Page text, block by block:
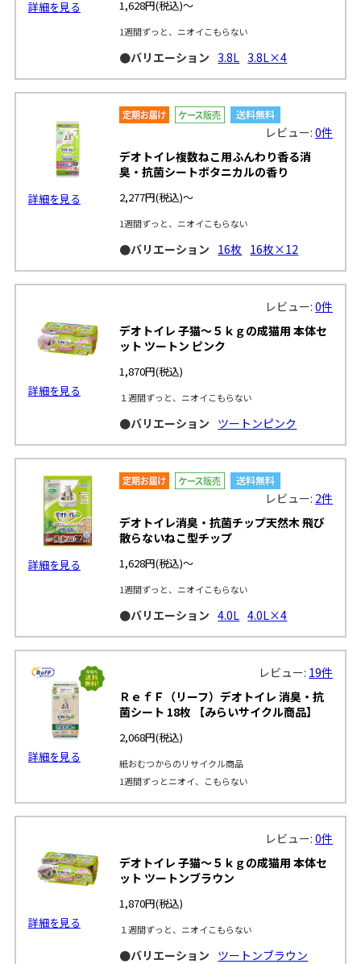
詳細を見る 1,628円(税込)～
1週間ずっと、ニオイこもらない
●バリエーション 3.8L 3.8L×4
詳細を見る
レビュー:0件
デオトイレ複数ねこ用ふんわり香る消
臭・抗菌シートボタニカルの香り
2,277円(税込)～
1週間ずっと、ニオイこもらない
●バリエーション 16枚 16枚×12
詳細を見る
レビュー:0件
デオトイレ 子猫～５ｋｇの成猫用 本体セ
ット ツートン ピンク
1,870円(税込)
１週間ずっと、ニオイこもらない
●バリエーション ツートンピンク
詳細を見る
レビュー: 2件
デオトイレ消臭・抗菌チップ天然木 飛び
散らないねこ型チップ
1,628円(税込)～
1週間ずっと、ニオイこもらない
●バリエーション 4.0L 4.0L×4
詳細を見る
レビュー: 19件
ＲｅｆＦ（リーフ）デオトイレ 消臭・抗
菌シート 18枚 【みらいサイクル商品】
2,068円(税込)
紙おむつからのリサイクル商品
1週間ずっとニオイ、こもらない
詳細を見る
レビュー:0件
デオトイレ 子猫～５ｋｇの成猫用 本体セ
ット ツートンブラウン
1,870円(税込)
１週間ずっと、ニオイこもらない
●バリエーション ツートンブラウン